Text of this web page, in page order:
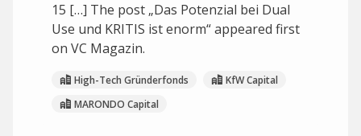
15 […] The post „Das Potenzial bei Dual
Use und KRITIS ist enorm“ appeared first
on VC Magazin.
High-Tech Gründerfonds
KfW Capital
MARONDO Capital